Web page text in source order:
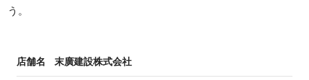
う。
店舗名 末廣建設株式会社